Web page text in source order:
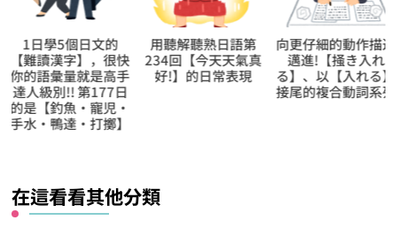
用聽解聽熟日語第
234回【今天天氣真
好!】的日常表現
向更仔細的動作描述
邁進!【掻き入れ
る】、以【入れる】
向更仔細的動作描述
邁進!【積み立て
る】、以【立てる】
接尾的複合動詞系列
在這看看其他分類